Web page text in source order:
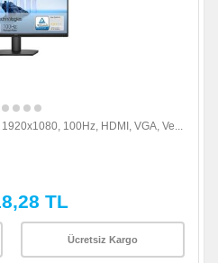
100Hz, HDMI, VGA, Ve...
TL
Ücretsiz Kargo